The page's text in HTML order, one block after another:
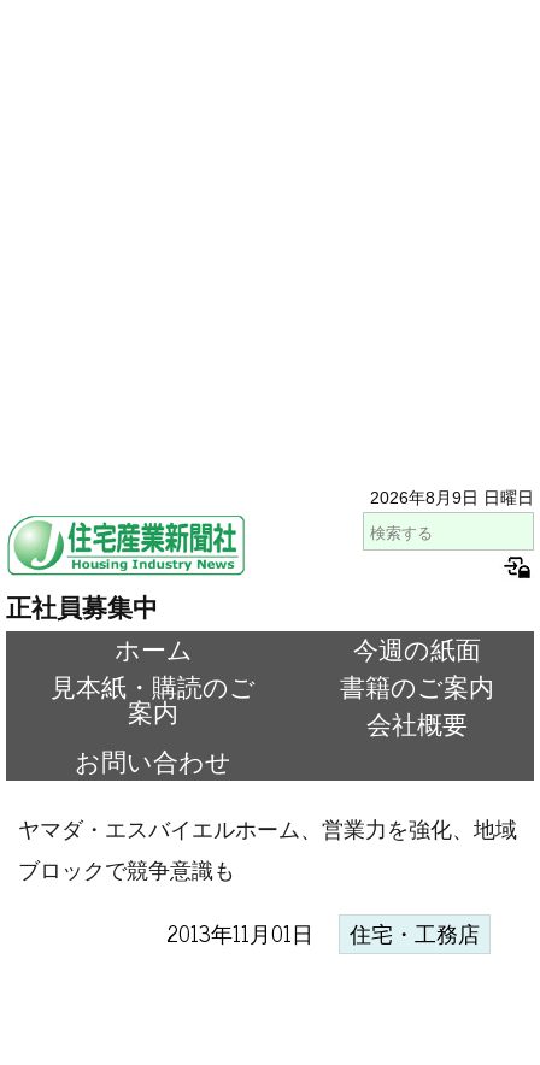
2026年8月9日 日曜日
正社員募集中
ホーム
今週の紙面
見本紙・購読のご
案内
書籍のご案内
会社概要
お問い合わせ
ヤマダ・エスバイエルホーム、営業力を強化、地域
ブロックで競争意識も
2013年11月01日 住宅・工務店